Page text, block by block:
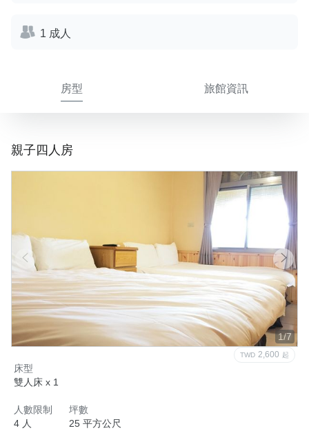
1 成人
房型 旅館資訊
親子四人房
1/7
TWD 2,600 起
床型
雙人床 x 1
人數限制
4 人
坪數
25 平方公尺